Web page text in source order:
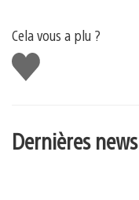
Cela vous a plu ?
J'aime
Dernières news